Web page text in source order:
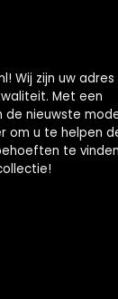
Wij zijn uw
Met een
nieuwste
om u te helpen
te